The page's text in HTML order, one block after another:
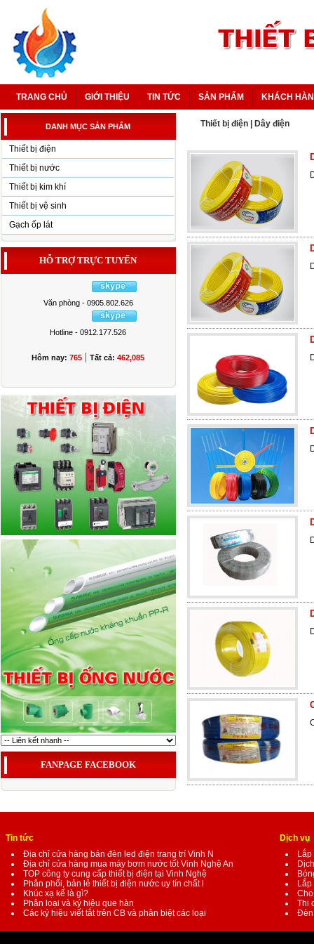
TRANG CHỦ GIỚI THIỆU TIN TỨC SẢN PHẨM KHÁCH
DANH MỤC SẢN PHẨM
Thiết bị điện
Thiết bị nước
Thiết bị kim khí
Thiết bị vệ sinh
Gạch ốp lát
HỖ TRỢ TRỰC TUYẾN
Văn phòng - 0905.802.626
Hotline - 0912.177.526
Hôm nay: 765 | Tất cả: 462,085
FANPAGE FACEBOOK
Thiết bị điện Dây điện
Tin tức
Địa chỉ cửa hàng bán đèn led điện trang trí Vinh N
Địa chỉ cửa hàng mua máy bơm nước tốt Vinh Nghệ An
TOP công ty cung cấp thiết bị điện tại Vinh Nghệ
Phân phối, bản lẻ thiết bị điện nước uy tín chất l
Khúc xạ kế là gì?
Phân loại và ký hiệu que hàn
Các ký hiệu viết tắt trên CB và phân biệt các loại
Dịch vụ
Thi
Đèn